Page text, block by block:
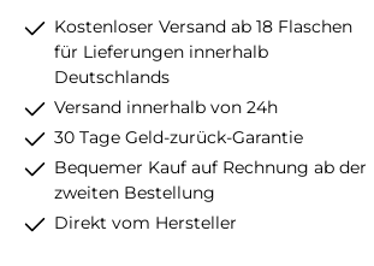
Kostenloser Versand ab 18 Flaschen
für Lieferungen innerhalb
Deutschlands
Versand innerhalb von 24h
30 Tage Geld-zurück-Garantie
Bequemer Kauf auf Rechnung ab der
zweiten Bestellung
Direkt vom Hersteller